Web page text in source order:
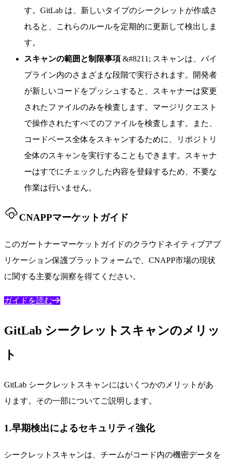
す。GitLab は、新しいタイプのシークレットが作成さ
れると、これらのルールを定期的に更新して検出しま
す。
スキャンの範囲と制限事項 &#8211; スキャンは、パイ
プライン内のさまざまな段階で実行されます。開発者
が新しいコードをプッシュすると、スキャナーは変更
されたファイルのみを検査します。マージリクエスト
で操作されたすべてのファイルを検査します。また、
コードベース全体をスキャンするために、リポジトリ
全体のスキャンを実行することもできます。スキャナ
ーはすでにチェックした内容を登録するため、不要な
作業は行いません。
CNAPPマーケットガイド
このガートナーマーケットガイドのクラウドネイティブアプ
リケーション保護プラットフォームで、CNAPP市場の現状
に関する主要な洞察を得てください。
ガイドを読む
GitLab シークレットスキャンのメリッ
ト
GitLab シークレットスキャンにはいくつかのメリットがあ
ります。その一部についてご説明します。
1.早期検出によるセキュリティ強化
シークレットスキャンは、チームがコード内の機密データを